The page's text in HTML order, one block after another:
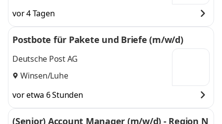
Westerstede,
Berlin, Seevetal,
vor 4 Tagen
Postbote für Pakete und Briefe (m/w/d)
Deutsche Post AG
Winsen/Luhe
vor etwa 6 Stunden
(Senior) Account Manager (m/w/d) - Region N